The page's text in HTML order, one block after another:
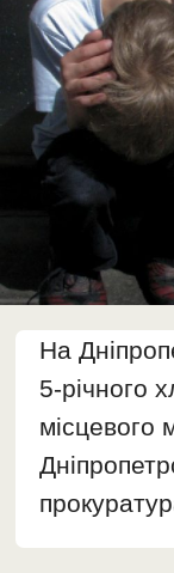
На
5-річного
місцевого